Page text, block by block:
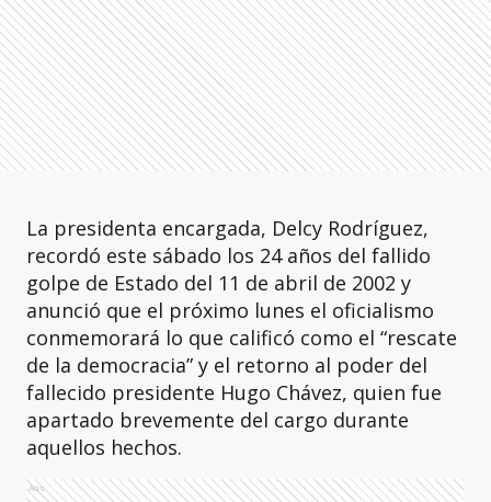
La presidenta encargada, Delcy Rodríguez,
recordó este sábado los 24 años del fallido
golpe de Estado del 11 de abril de 2002 y
anunció que el próximo lunes el oficialismo
conmemorará lo que calificó como el “rescate
de la democracia” y el retorno al poder del
fallecido presidente Hugo Chávez, quien fue
apartado brevemente del cargo durante
aquellos hechos.
Ads